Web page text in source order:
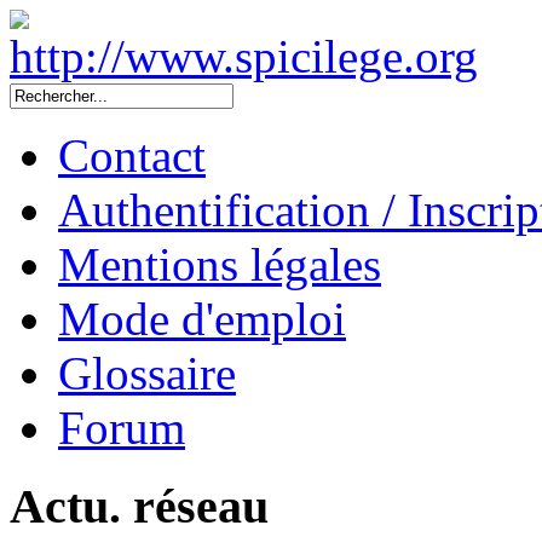
Contact
Authentification /
Mentions légales
Mode d'emploi
Glossaire
Forum
Actu. réseau